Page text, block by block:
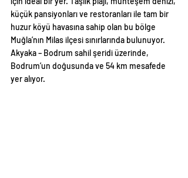
küçük pansiyonları ve restoranları ile tam bir
huzur köyü havasına sahip olan bu bölge
Muğla’nın Milas ilçesi sınırlarında bulunuyor.
Akyaka – Bodrum sahil şeridi üzerinde,
Bodrum’un doğusunda ve 54 km mesafede
yer alıyor.